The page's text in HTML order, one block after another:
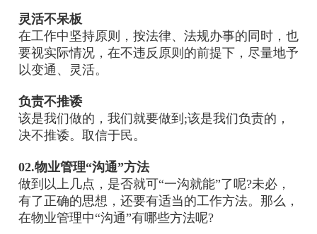
灵活不呆板
在工作中坚持原则，按法律、法规办事的同时，也
要视实际情况，在不违反原则的前提下，尽量地予
以变通、灵活。
负责不推诿
该是我们做的，我们就要做到;该是我们负责的，
决不推诿。取信于民。
02.物业管理“沟通”方法
做到以上几点，是否就可“一沟就能”了呢?未必，
有了正确的思想，还要有适当的工作方法。那么，
在物业管理中“沟通”有哪些方法呢?